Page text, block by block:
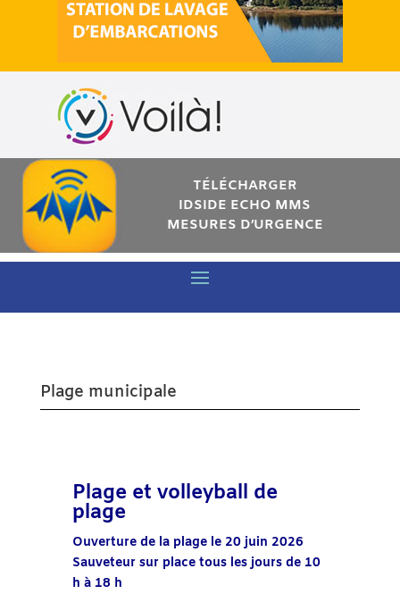
TÉLÉCHARGER
IDSIDE ECHO MMS
MESURES D’URGENCE
Plage municipale
Plage et volleyball de
plage
Ouverture de la plage le 20 juin 2026
Sauveteur sur place tous les jours de 10
h à 18 h